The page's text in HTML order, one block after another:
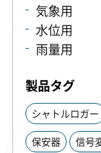
気象用
水位用
雨量用
製品タグ
シャトルロガー
保安器 信号